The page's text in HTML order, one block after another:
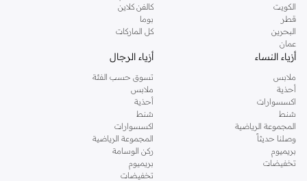
الكويت
قطر
البحرين
عمان
كالفن كلاين
بوما
كل الماركات
أزياء النساء
ملابس
أحذية
اكسسوارات
شنط
المجموعة الرياضية
وصلنا حديثاً
بريميوم
تخفيضات
أزياء الرجال
تسوق حسب الفئة
ملابس
أحذية
شنط
اكسسوارات
المجموعة الرياضية
ركن الوسامة
بريميوم
تخفيضات